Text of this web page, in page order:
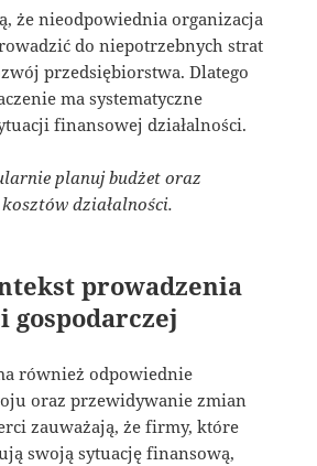
że nieodpowiednia organizacja
do niepotrzebnych strat
przedsiębiorstwa. Dlatego
ma systematyczne
finansowej działalności.
planuj budżet oraz
działalności.
prowadzenia
gospodarczej
również odpowiednie
oraz przewidywanie zmian
zauważają, że firmy, które
swoją sytuację finansową,